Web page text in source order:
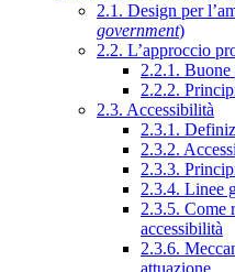
2.1. Design per
government)
2.2. L’approccio
2.2.1. Buone
2.2.2.
2.3. Accessibilità
2.3.1.
2.3.2.
2.3.3.
2.3.4. Linee
2.3.5. Come
accessibilità
2.3.6.
attuazione